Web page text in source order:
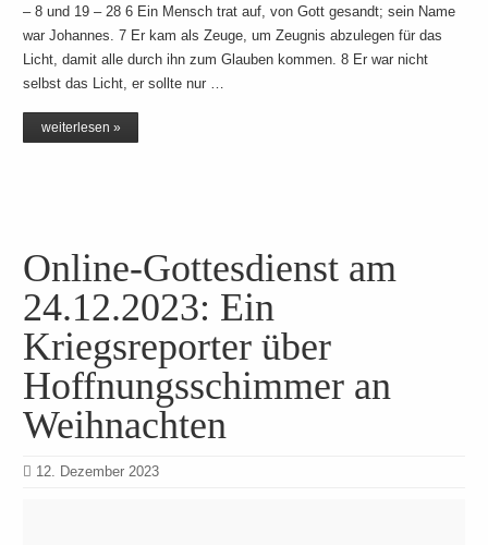
– 8 und 19 – 28 6 Ein Mensch trat auf, von Gott gesandt; sein Name
war Johannes. 7 Er kam als Zeuge, um Zeugnis abzulegen für das
Licht, damit alle durch ihn zum Glauben kommen. 8 Er war nicht
selbst das Licht, er sollte nur …
weiterlesen »
Online-Gottesdienst am
24.12.2023: Ein
Kriegsreporter über
Hoffnungsschimmer an
Weihnachten
12. Dezember 2023